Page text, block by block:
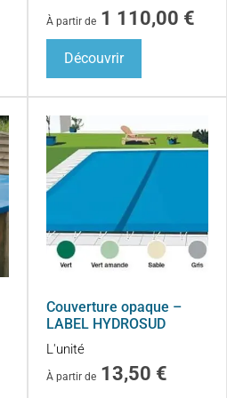
À partir de 1 110,00 €
Découvrir
Couverture opaque –
LABEL HYDROSUD
L'unité
À partir de 13,50 €